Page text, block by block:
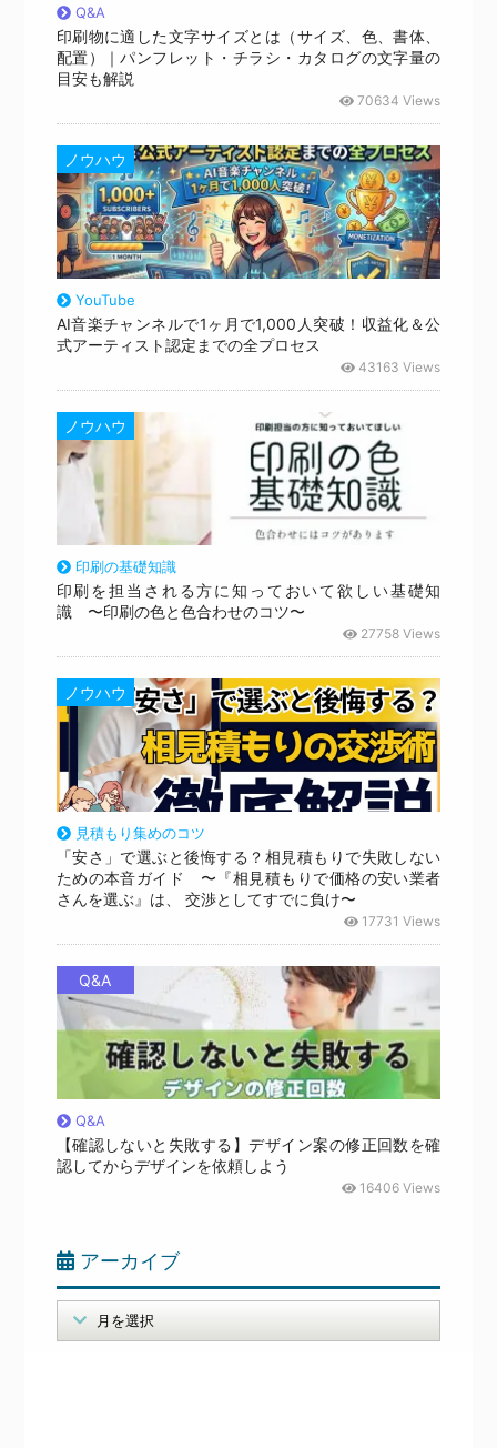
Q&A
印刷物に適した文字サイズとは（サイズ、色、書体、
配置）｜パンフレット・チラシ・カタログの文字量の
目安も解説
70634 Views
ノウハウ
YouTube
AI音楽チャンネルで1ヶ月で1,000人突破！収益化＆公
式アーティスト認定までの全プロセス
43163 Views
ノウハウ
印刷の基礎知識
印刷を担当される方に知っておいて欲しい基礎知
識 〜印刷の色と色合わせのコツ〜
27758 Views
ノウハウ
見積もり集めのコツ
「安さ」で選ぶと後悔する？相見積もりで失敗しない
ための本音ガイド 〜『相見積もりで価格の安い業者
さんを選ぶ』は、 交渉としてすでに負け〜
17731 Views
Q&A
Q&A
【確認しないと失敗する】デザイン案の修正回数を確
認してからデザインを依頼しよう
16406 Views
アーカイブ